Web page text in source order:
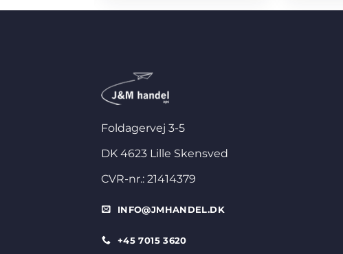
Foldagervej 3-5
DK 4623 Lille Skensved
CVR-nr.: 21414379
INFO@JMHANDEL.DK
+45 7015 3620